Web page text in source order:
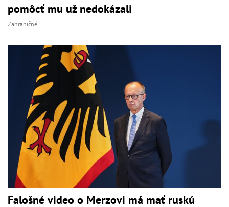
pomôcť mu už nedokázali
Zahraničné
Falošné video o Merzovi má mať ruskú